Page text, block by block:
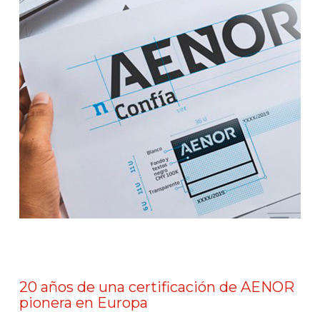
20 años de una certificación de AENOR
pionera en Europa